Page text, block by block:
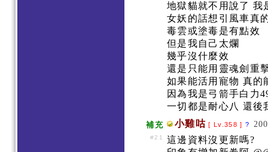
地獄貓就不用說了
女妖的話想引風車真
毒雲或塗毒是有點效
但是我自己太爛
幾乎沒什麼效
還是只能用靈魂劍重
如果能活用寵物 真
因為我是弓箭手白力
一切都是耐心八 還後
補充 小雞咕 [ Lv.358 ] ?
#21
這邊資料沒更新嗎?